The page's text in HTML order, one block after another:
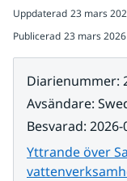
Uppdaterad 23 mars
Publicerad 23 mars 2026
Diarienummer:
Avsändare:
Besvarad: 2026-
Yttrande över